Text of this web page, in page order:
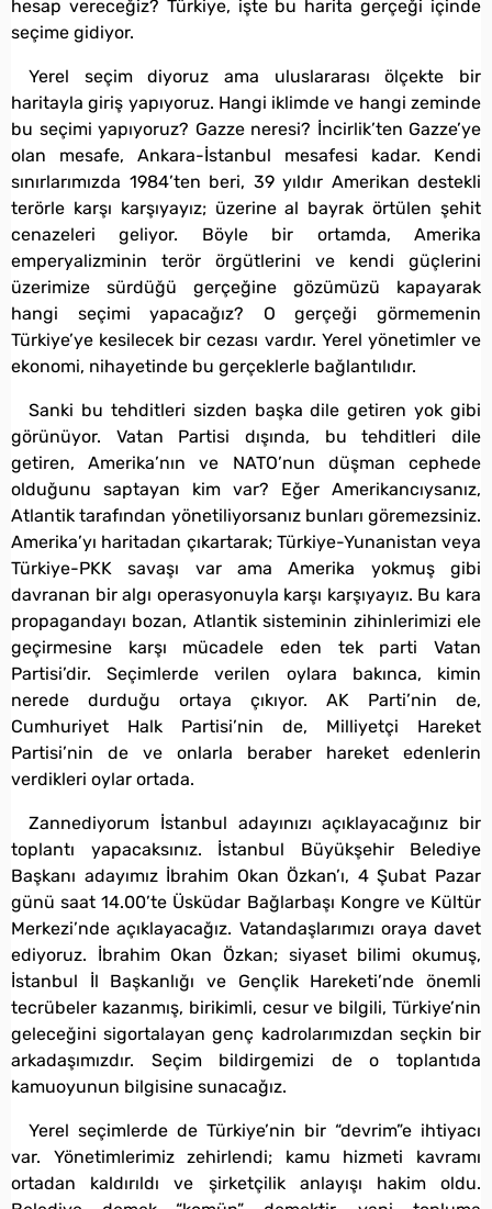
hesap vereceğiz? Türkiye, işte bu harita gerçeği içinde
seçime gidiyor.
Yerel seçim diyoruz ama uluslararası ölçekte bir
haritayla giriş yapıyoruz. Hangi iklimde ve hangi zeminde
bu seçimi yapıyoruz? Gazze neresi? İncirlik’ten Gazze’ye
olan mesafe, Ankara-İstanbul mesafesi kadar. Kendi
sınırlarımızda 1984’ten beri, 39 yıldır Amerikan destekli
terörle karşı karşıyayız; üzerine al bayrak örtülen şehit
cenazeleri geliyor. Böyle bir ortamda, Amerika
emperyalizminin terör örgütlerini ve kendi güçlerini
üzerimize sürdüğü gerçeğine gözümüzü kapayarak
hangi seçimi yapacağız? O gerçeği görmemenin
Türkiye’ye kesilecek bir cezası vardır. Yerel yönetimler ve
ekonomi, nihayetinde bu gerçeklerle bağlantılıdır.
Sanki bu tehditleri sizden başka dile getiren yok gibi
görünüyor. Vatan Partisi dışında, bu tehditleri dile
getiren, Amerika’nın ve NATO’nun düşman cephede
olduğunu saptayan kim var? Eğer Amerikancıysanız,
Atlantik tarafından yönetiliyorsanız bunları göremezsiniz.
Amerika’yı haritadan çıkartarak; Türkiye-Yunanistan veya
Türkiye-PKK savaşı var ama Amerika yokmuş gibi
davranan bir algı operasyonuyla karşı karşıyayız. Bu kara
propagandayı bozan, Atlantik sisteminin zihinlerimizi ele
geçirmesine karşı mücadele eden tek parti Vatan
Partisi’dir. Seçimlerde verilen oylara bakınca, kimin
nerede durduğu ortaya çıkıyor. AK Parti’nin de,
Cumhuriyet Halk Partisi’nin de, Milliyetçi Hareket
Partisi’nin de ve onlarla beraber hareket edenlerin
verdikleri oylar ortada.
Zannediyorum İstanbul adayınızı açıklayacağınız bir
toplantı yapacaksınız. İstanbul Büyükşehir Belediye
Başkanı adayımız İbrahim Okan Özkan’ı, 4 Şubat Pazar
günü saat 14.00’te Üsküdar Bağlarbaşı Kongre ve Kültür
Merkezi’nde açıklayacağız. Vatandaşlarımızı oraya davet
ediyoruz. İbrahim Okan Özkan; siyaset bilimi okumuş,
İstanbul İl Başkanlığı ve Gençlik Hareketi’nde önemli
tecrübeler kazanmış, birikimli, cesur ve bilgili, Türkiye’nin
geleceğini sigortalayan genç kadrolarımızdan seçkin bir
arkadaşımızdır. Seçim bildirgemizi de o toplantıda
kamuoyunun bilgisine sunacağız.
Yerel seçimlerde de Türkiye’nin bir “devrim”e ihtiyacı
var. Yönetimlerimiz zehirlendi; kamu hizmeti kavramı
ortadan kaldırıldı ve şirketçilik anlayışı hakim oldu.